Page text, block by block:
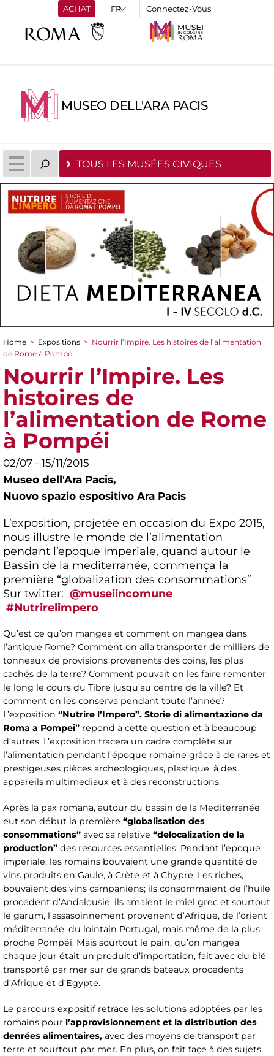
ACHAT Connectez-Vous
MUSEO DELL'ARA PACIS
TOUS LES MUSÉES CIVIQUES
You are here
Home > Expositions > Nourrir l’Impire. Les histoires de l’alimentation
de Rome à Pompéi
Nourrir l’Impire. Les
histoires de
l’alimentation de Rome
à Pompéi
02/07 - 15/11/2015
Museo dell'Ara Pacis,
Nuovo spazio espositivo Ara Pacis
L’exposition, projetée en occasion du Expo 2015,
nous illustre le monde de l’alimentation
pendant l’epoque Imperiale, quand autour le
Bassin de la mediterranée, commença la
première “globalization des consommations”
Sur twitter: @museiincomune
#Nutrirelimpero
Qu’est ce qu’on mangea et comment on mangea dans
l’antique Rome? Comment on alla transporter de milliers de
tonneaux de provisions provenents des coins, les plus
cachés de la terre? Comment pouvait on les faire remonter
le long le cours du Tibre jusqu’au centre de la ville? Et
comment on les conserva pendant toute l’année?
L’exposition “Nutrire l’Impero”. Storie di alimentazione da
Roma a Pompei” repond à cette question et à beaucoup
d’autres. L’exposition tracera un cadre complète sur
l’alimentation pendant l’époque romaine grâce à de rares et
prestigeuses pièces archeologiques, plastique, à des
appareils multimediaux et à des reconstructions.
Après la pax romana, autour du bassin de la Mediterranée
eut son début la première “globalisation des
consommations” avec sa relative “delocalization de la
production” des resources essentielles. Pendant l’epoque
imperiale, les romains bouvaient une grande quantité de
vins produits en Gaule, à Crète et à Chypre. Les riches,
bouvaient des vins campaniens; ils consommaient de l’huile
procedent d’Andalousie, ils amaient le miel grec et sourtout
le garum, l’assasoinnement provenent d’Afrique, de l’orient
méditerranée, du lointain Portugal, mais même de la plus
proche Pompéi. Mais sourtout le pain, qu’on mangea
chaque jour était un produit d’importation, fait avec du blé
transporté par mer sur de grands bateaux procedents
d’Afrique et d’Egypte.
Le parcours expositif retrace les solutions adoptées par les
romains pour l’approvisionnement et la distribution des
denrées alimentaires, avec des moyens de transport par
terre et sourtout par mer. En plus, on fait façe à des sujets